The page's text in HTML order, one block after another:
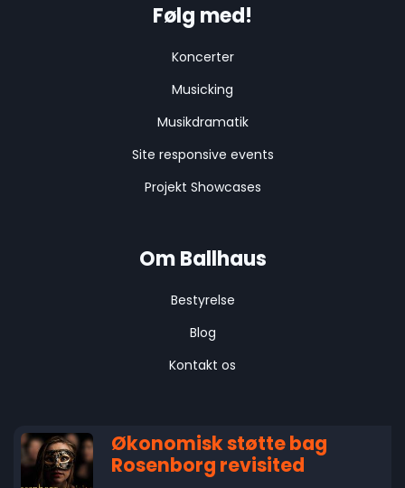
Følg med!
Koncerter
Musicking
Musikdramatik
Site responsive events
Projekt Showcases
Om Ballhaus
Bestyrelse
Blog
Kontakt os
Økonomisk støtte bag
Rosenborg revisited